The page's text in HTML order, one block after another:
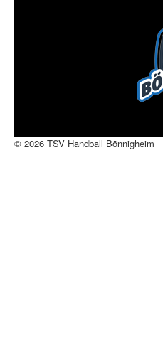
© 2026 TSV Handball Bönnigheim